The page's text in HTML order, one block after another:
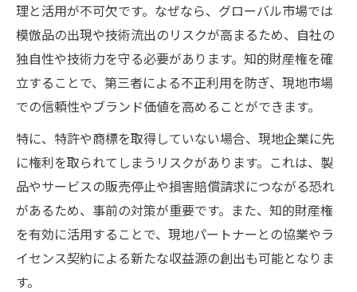
理と活用が不可欠です。なぜなら、グローバル市場では
模倣品の出現や技術流出のリスクが高まるため、自社の
独自性や技術力を守る必要があります。知的財産権を確
立することで、第三者による不正利用を防ぎ、現地市場
での信頼性やブランド価値を高めることができます。
特に、特許や商標を取得していない場合、現地企業に先
に権利を取られてしまうリスクがあります。これは、製
品やサービスの販売停止や損害賠償請求につながる恐れ
があるため、事前の対策が重要です。また、知的財産権
を有効に活用することで、現地パートナーとの協業やラ
イセンス契約による新たな収益源の創出も可能となりま
す。